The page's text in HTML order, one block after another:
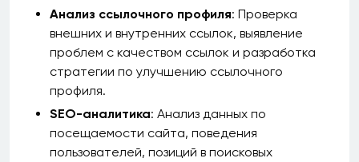
Анализ ссылочного профиля: Проверка
внешних и внутренних ссылок, выявление
проблем с качеством ссылок и разработка
стратегии по улучшению ссылочного
профиля.
SEO-аналитика: Анализ данных по
посещаемости сайта, поведения
пользователей, позиций в поисковых